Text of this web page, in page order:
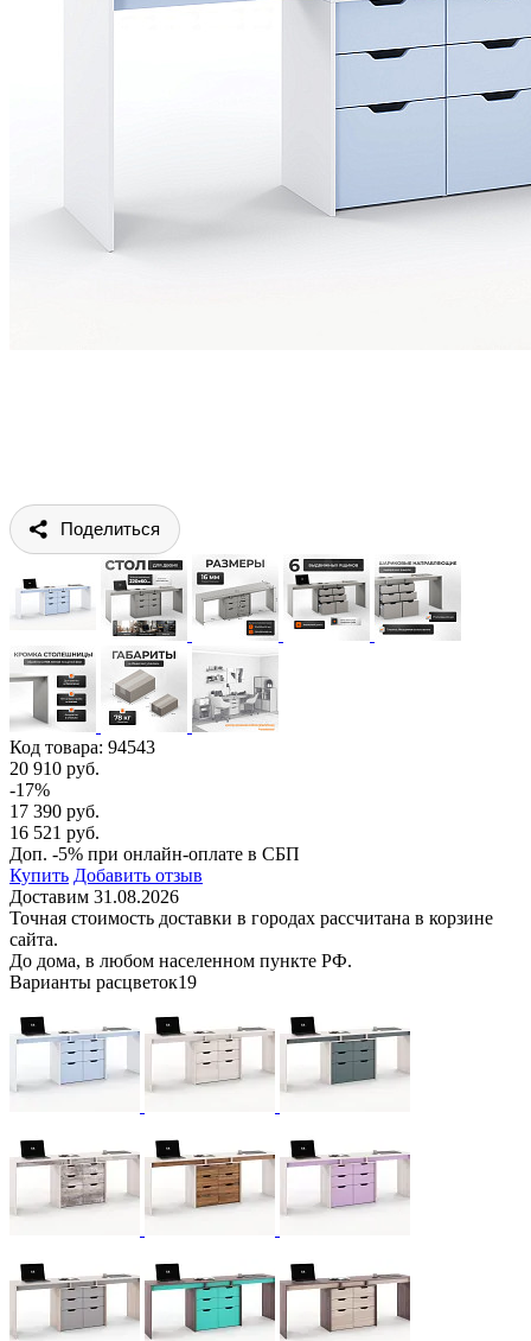
Поделиться
Код товара: 94543
20 910 руб.
-17%
17 390 руб.
16 521 руб.
Доп. -5% при онлайн-оплате в СБП
Купить Добавить отзыв
Доставим 31.08.2026
Точная стоимость доставки в городах рассчитана в корзине
сайта.
До дома, в любом населенном пункте РФ.
Варианты расцветок19